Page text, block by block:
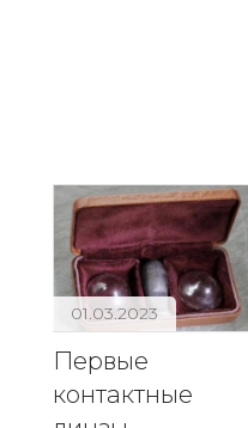
01.03.2023
Первые
контактные